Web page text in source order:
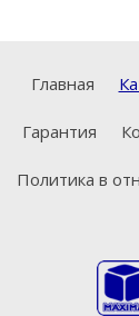
Главная
Гарантия
Политика в